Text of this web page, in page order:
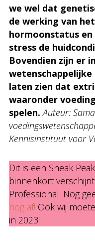
we wel dat
de werking van
hormoonstatus en
stress de
Bovendien zijn er
laten zien dat
waaronder
spelen.Auteur:
Kennisinstituut voor
Dit is een Sneak
binnenkort
Professional. Nog
nog af! Ook wij
in 2023!